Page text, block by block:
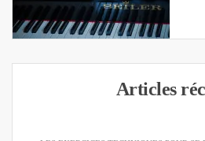
Articles